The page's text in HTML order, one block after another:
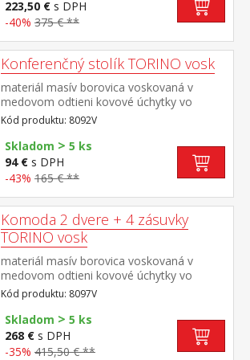
223,50 € s DPH
-40% 375 € **
Konferenčný stolík TORINO vosk
materiál masív borovica voskovaná v
medovom odtieni kovové úchytky vo
farebnom prevedení černena
mosadz široká zásuvka s kovovými
pojazdmi
Kód produktu: 8092V
Skladom > 5 ks
94 € s DPH
-43% 165 € **
Komoda 2 dvere + 4 zásuvky
TORINO vosk
materiál masív borovica voskovaná v
medovom odtieni kovové úchytky vo
farebnom prevedení černena mosadz 4
zásuvky s kovovými pojazdmi, 2 plné dvere,
1 polica
Kód produktu: 8097V
Skladom > 5 ks
268 € s DPH
-35% 415,50 € **